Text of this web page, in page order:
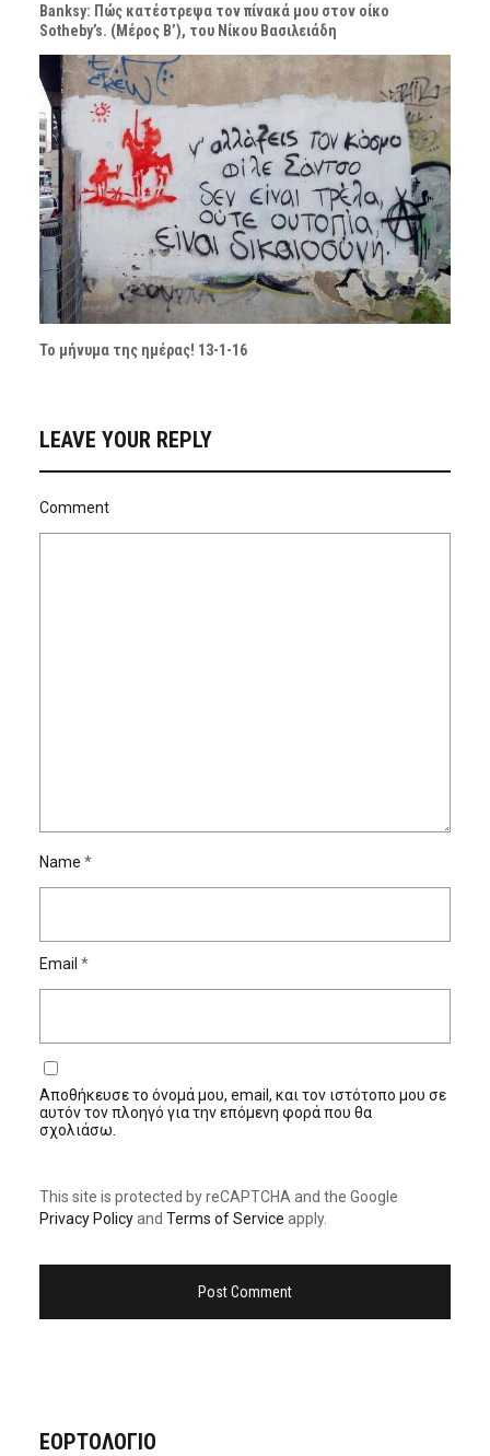
Banksy: Πώς κατέστρεψα τον πίνακά μου στον οίκο
Sotheby’s. (Μέρος Β’), του Νίκου Βασιλειάδη
Το μήνυμα της ημέρας! 13-1-16
LEAVE YOUR REPLY
Comment
Name *
Email *
Αποθήκευσε το όνομά μου, email, και τον ιστότοπο μου σε
αυτόν τον πλοηγό για την επόμενη φορά που θα
σχολιάσω.
This site is protected by reCAPTCHA and the Google
Privacy Policyand Terms of Service apply.
ΕΟΡΤΟΛΟΓΙΟ